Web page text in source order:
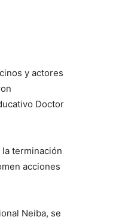
y actores
Doctor
terminación
acciones
Neiba, se